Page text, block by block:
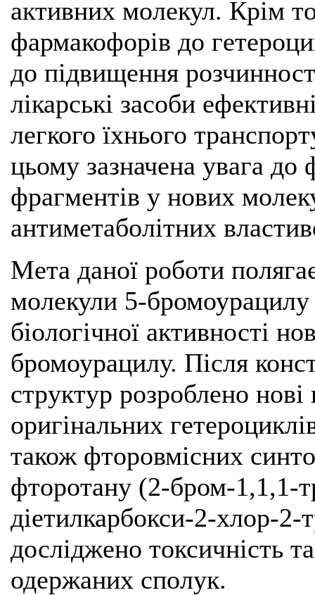
активних молекул. Крім
фармакофорів до
до підвищення
лікарські засоби
легкого їхнього
цьому зазначена увага до
фрагментів у нових
антиметаболітних
Мета даної роботи
молекули 5-
біологічної активності
бромоурацилу. Після
структур розроблено
оригінальних
також фторовмісних
фторотану (2-бром-1,1,1-
діетилкарбокси-2-хлор-
досліджено токсичність
одержаних сполук.